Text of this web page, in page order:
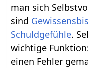
man sich
sind
Schuldgefühle.
wichtige
einen Fehler